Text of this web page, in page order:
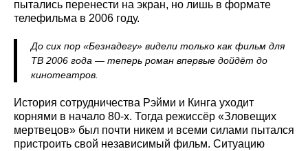
пытались перенести на экран, но лишь в формате
телефильма в 2006 году.
До сих пор «Безнадегу» видели только как фильм для
ТВ 2006 года — теперь роман впервые дойдёт до
кинотеатров.
История сотрудничества Рэйми и Кинга уходит
корнями в начало 80-х. Тогда режиссёр «Зловещих
мертвецов» был почти никем и всеми силами пытался
пристроить свой независимый фильм. Ситуацию